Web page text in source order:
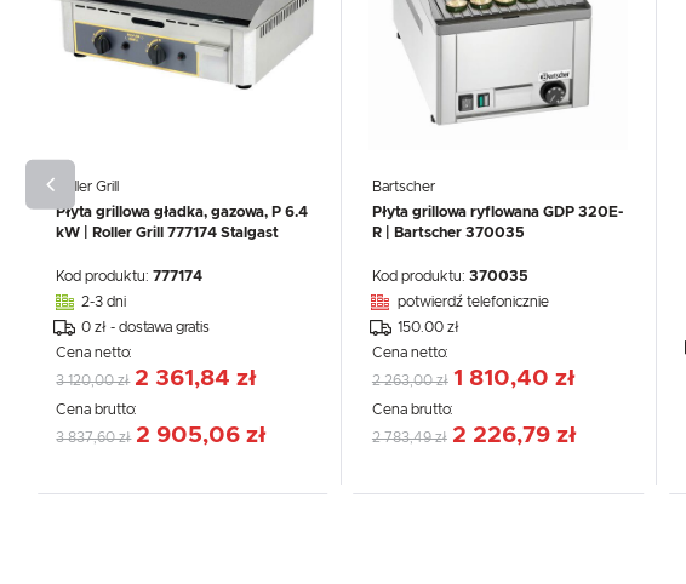
Roller Grill
Płyta grillowa gładka, gazowa, P 6.4
kW | Roller Grill 777174 Stalgast
Kod produktu:777174
2-3 dni
0 zł - dostawa gratis
Cena netto:
3 120,00 zł 2 361,84 zł
Cena brutto:
3 837,60 zł 2 905,06 zł
Bartscher
Płyta grillowa ryflowana GDP 320E-
R | Bartscher 370035
Kod produktu: 370035
potwierdź telefonicznie
150.00 zł
Cena netto:
2 263,00 zł 1 810,40 zł
Cena brutto:
2 783,49 zł 2 226,79 zł